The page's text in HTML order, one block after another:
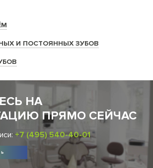
И ПОСТОЯННЫХ ЗУБОВ
НА
ПРЯМО СЕЙЧАС
+7 (495) 540-40-01